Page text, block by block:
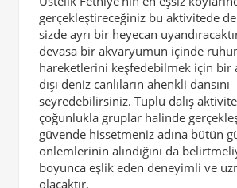
gerçekleştireceğiniz bu aktivitede
sizde ayrı bir heyecan
devasa bir akvaryumun içinde
hareketlerini keşfedebilmek için bir
dışı deniz canlıların ahenkli dansını
seyredebilirsiniz. Tüplü dalış
çoğunlukla gruplar halinde
güvende hissetmeniz adına bütün
önlemlerinin alındığını da
boyunca eşlik eden deneyimli ve
olacaktır.